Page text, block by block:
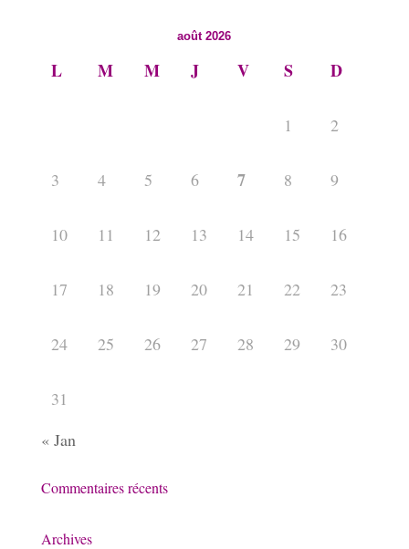
août 2026
L M M J V S D
1 2
3 4 5 6 7 8 9
10 11 12 13 14 15 16
17 18 19 20 21 22 23
24 25 26 27 28 29 30
31
« Jan
Commentaires récents
Archives